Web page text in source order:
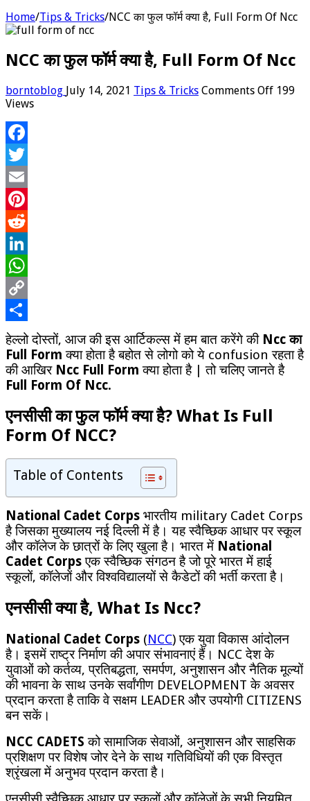
Home/Tips & Tricks/NCC का फुल फॉर्म क्या है, Full Form Of Ncc
NCC का फुल फॉर्म क्या है, Full Form Of Ncc
borntoblog July 14, 2021 Tips & Tricks Comments Offon199
Views
Facebook
Twitter
Email
Pinterest
Reddit
LinkedIn
WhatsApp
Copy
Link
Share
हेल्लो दोस्तों, आज की इस आर्टिकल्स में हम बात करेंगे की Ncc का
Full Form क्या होता है बहोत से लोगो को ये confusion रहता है
की आखिर Ncc Full Form क्या होता है | तो चलिए जानते है
Full Form Of Ncc.
एनसीसी का फुल फॉर्म क्या है? What Is Full
Form Of NCC?
Table of Contents
National Cadet Corps भारतीय military Cadet Corps
है जिसका मुख्यालय नई दिल्ली में है। यह स्वैच्छिक आधार पर स्कूल
और कॉलेज के छात्रों के लिए खुला है। भारत में National
Cadet Corpsएक स्वैच्छिक संगठन है जो पूरे भारत में हाई
स्कूलों, कॉलेजों और विश्वविद्यालयों से कैडेटों की भर्ती करता है।
एनसीसी क्या है, What Is Ncc?
National Cadet Corps (NCC) एक युवा विकास आंदोलन
है। इसमें राष्ट्र निर्माण की अपार संभावनाएं हैं। NCC देश के
युवाओं को कर्तव्य, प्रतिबद्धता, समर्पण, अनुशासन और नैतिक मूल्यों
की भावना के साथ उनके सर्वांगीण DEVELOPMENT के अवसर
प्रदान करता है ताकि वे सक्षम LEADER और उपयोगी CITIZENS
बन सकें।
NCC CADETS को सामाजिक सेवाओं, अनुशासन और साहसिक
प्रशिक्षण पर विशेष जोर देने के साथ गतिविधियों की एक विस्तृत
श्रृंखला में अनुभव प्रदान करता है।